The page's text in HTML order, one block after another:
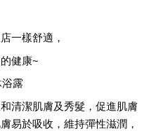
一樣舒適，
健康~
露
清潔肌膚及秀髮，促進肌膚
易於吸收，維持彈性滋潤，